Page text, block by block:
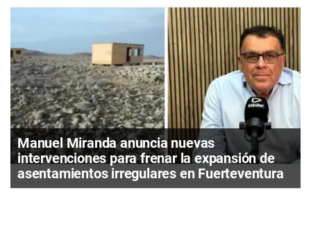
Manuel Miranda anuncia nuevas
intervenciones para frenar la expansión de
asentamientos irregulares en Fuerteventura